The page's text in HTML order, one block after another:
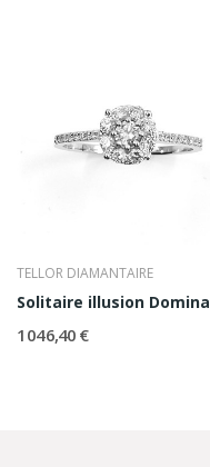
TELLOR DIAMANTAIRE
Solitaire illusion Domina
1 046,40 €